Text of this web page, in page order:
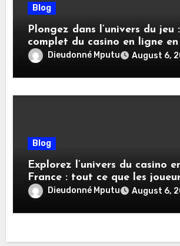
Blog
Plongez dans l’univers du jeu
complet du casino en ligne
Dieudonné Mputu August 6,
Blog
Explorez l’univers du casino
France : tout ce que les
savoirDieudonné Mputu August 6,